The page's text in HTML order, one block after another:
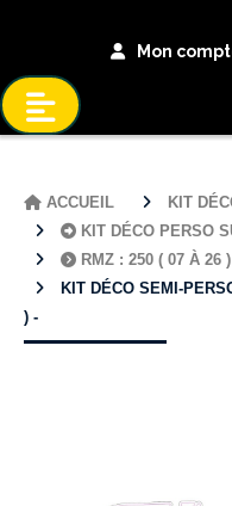
Mon
ACCUEIL
KIT
KIT DÉCO PERSO
RMZ : 250 ( 07 À 26 )
KIT DÉCO SEMI-
) -